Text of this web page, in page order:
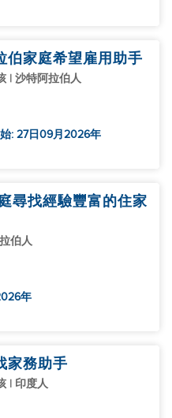
伯家庭希望雇用助手
| 沙特阿拉伯人
: 27日09月2026年
尋找經驗豐富的住家
伯人
年
家務助手
| 印度人